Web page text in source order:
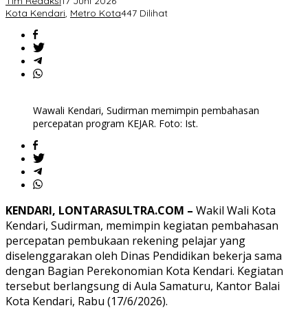
Kota Kendari, Metro Kota447 Dilihat
Wawali Kendari, Sudirman memimpin pembahasan
percepatan program KEJAR. Foto: Ist.
KENDARI, LONTARASULTRA.COM – Wakil Wali Kota
Kendari, Sudirman, memimpin kegiatan pembahasan
percepatan pembukaan rekening pelajar yang
diselenggarakan oleh Dinas Pendidikan bekerja sama
dengan Bagian Perekonomian Kota Kendari. Kegiatan
tersebut berlangsung di Aula Samaturu, Kantor Balai
Kota Kendari, Rabu (17/6/2026).